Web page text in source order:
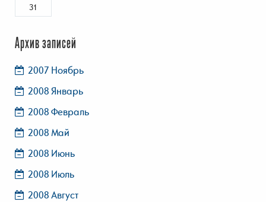
31
Архив записей
2007 Ноябрь
2008 Январь
2008 Февраль
2008 Май
2008 Июнь
2008 Июль
2008 Август